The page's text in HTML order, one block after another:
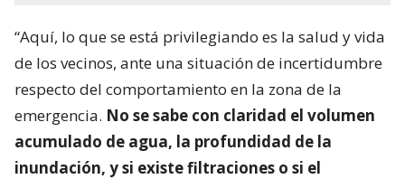
“Aquí, lo que se está privilegiando es la salud y vida
de los vecinos, ante una situación de incertidumbre
respecto del comportamiento en la zona de la
emergencia. No se sabe con claridad el volumen
acumulado de agua, la profundidad de la
inundación, y si existe filtraciones o si el